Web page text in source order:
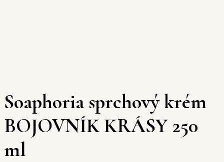
Soaphoria sprchový krém
BOJOVNÍK KRÁSY 250
ml